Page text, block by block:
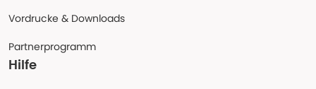
Vordrucke & Downloads
Partnerprogramm
Hilfe